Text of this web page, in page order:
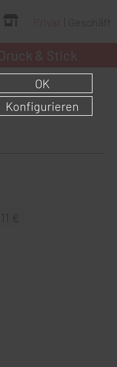
Geschäft
€
OK
Konfigurieren